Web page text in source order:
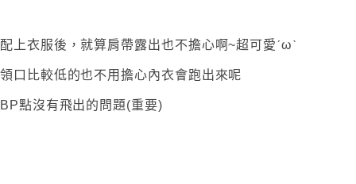
配上衣服後，就算肩帶露出也不擔心啊~超可愛ˊωˋ
領口比較低的也不用擔心內衣會跑出來呢
BP點沒有飛出的問題(重要)